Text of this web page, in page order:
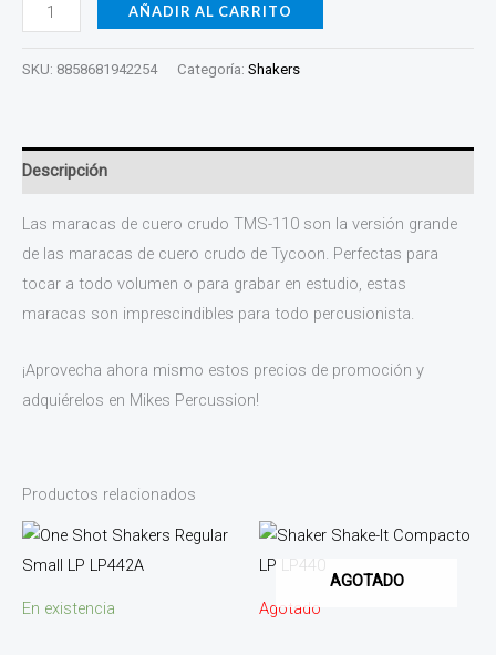
AÑADIR AL CARRITO
SKU: 8858681942254 Categoría: Shakers
Descripción
Las maracas de cuero crudo TMS-110 son la versión grande
de las maracas de cuero crudo de Tycoon. Perfectas para
tocar a todo volumen o para grabar en estudio, estas
maracas son imprescindibles para todo percusionista.
¡Aprovecha ahora mismo estos precios de promoción y
adquiérelos en Mikes Percussion!
Productos relacionados
En existencia
AGOTADO
Agotado